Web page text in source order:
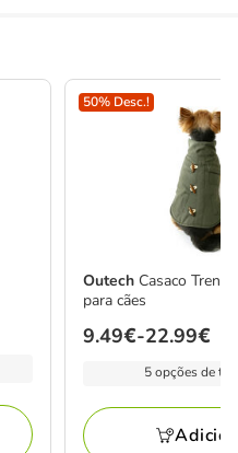
50% Desc.!
Outech Casaco
para cães
Preço
a
22.99€
9.49€-22.99€
5 opções de